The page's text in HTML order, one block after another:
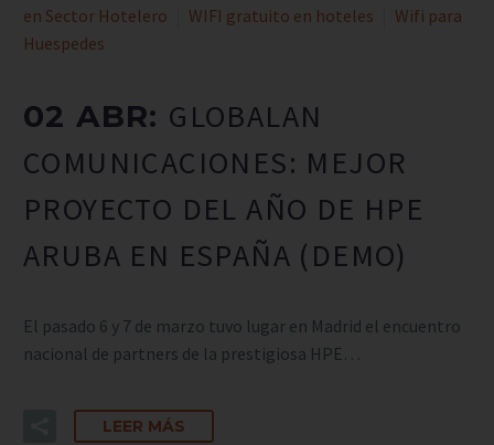
en Sector Hotelero
WIFI gratuito en hoteles
Wifi para
Huespedes
02 ABR: GLOBALAN
COMUNICACIONES: MEJOR
PROYECTO DEL AÑO DE HPE
ARUBA EN ESPAÑA (DEMO)
El pasado 6 y 7 de marzo tuvo lugar en Madrid el encuentro
nacional de partners de la prestigiosa HPE…
LEER MÁS